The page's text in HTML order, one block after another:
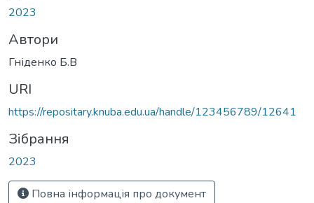
2023
Автори
Гніденко Б.В
URI
https://repositary.knuba.edu.ua/handle/123456789/12641
Зібрання
2023
Повна інформація про документ